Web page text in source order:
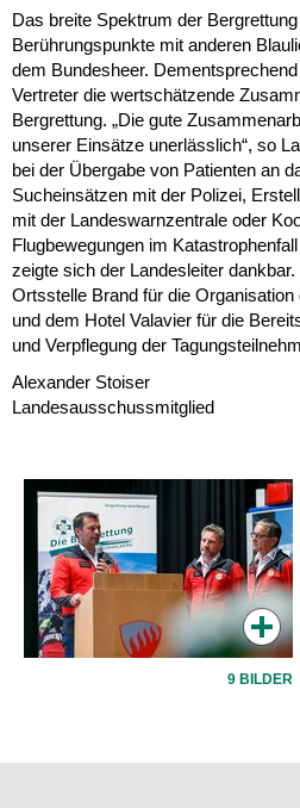
Das breite Spektrum der
Berührungspunkte mit anderen
dem Bundesheer.
Vertreter die wertschätzende
Bergrettung. „Die gute
unserer Einsätze unerlässlich“, so
bei der Übergabe von Patienten an
Sucheinsätzen mit der Polizei,
mit der Landeswarnzentrale oder
Flugbewegungen im
zeigte sich der Landesleiter
Ortsstelle Brand für die
und dem Hotel Valavier für die
und Verpflegung der
Alexander Stoiser
Landesausschussmitglied
9 BILDER